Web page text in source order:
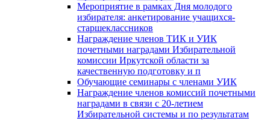
Мероприятие в рамках Дня молодого
избирателя: анкетирование учащихся-
старшеклассников
Награждение членов ТИК и УИК
почетными наградами Избирательной
комиссии Иркутской области за
качественную подготовку и п
Обучающие семинары с членами УИК
Награждение членов комиссий почетными
наградами в связи с 20-летием
Избирательной системы и по результатам